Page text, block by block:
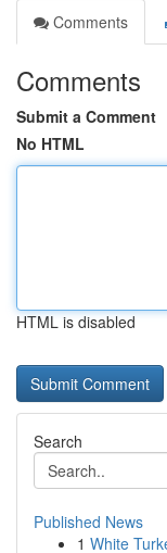
Comments
Comments
Submit a Comment
No HTML
HTML is disabled
Search
Published News
1 White